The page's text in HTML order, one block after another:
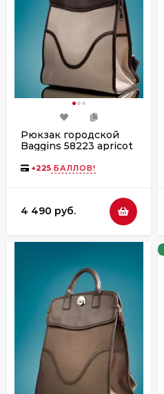
Рюкзак городской
Baggins 58223 apricot
+225 БАЛЛОВ!
4 490 руб.